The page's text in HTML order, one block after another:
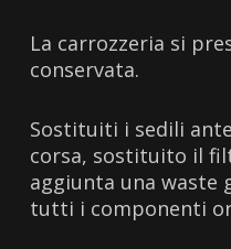
La carrozzeria si
conservata.
Sostituiti i sedili
corsa, sostituito il
aggiunta una waste
tutti i componenti